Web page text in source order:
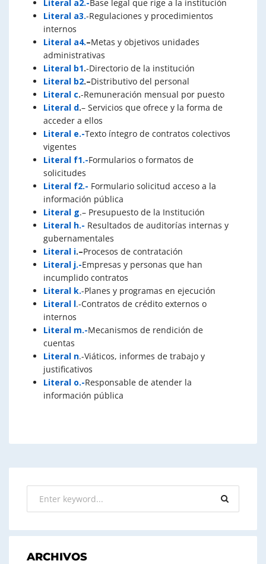
Literal a2.-Base legal que rige a la institución
Literal a3.-Regulaciones y procedimientos
internos
Literal a4.–Metas y objetivos unidades
administrativas
Literal b1.-Directorio de la institución
Literal b2.–Distributivo del personal
Literal c.-Remuneración mensual por puesto
Literal d.– Servicios que ofrece y la forma de
acceder a ellos
Literal e.-Texto íntegro de contratos colectivos
vigentes
Literal f1.-Formularios o formatos de
solicitudes
Literal f2.- Formulario solicitud acceso a la
información pública
Literal g.– Presupuesto de la Institución
Literal h.- Resultados de auditorías internas y
gubernamentales
Literal i.–Procesos de contratación
Literal j.-Empresas y personas que han
incumplido contratos
Literal k.-Planes y programas en ejecución
Literal l.-Contratos de crédito externos o
internos
Literal m.-Mecanismos de rendición de
cuentas
Literal n.-Viáticos, informes de trabajo y
justificativos
Literal o.-Responsable de atender la
información pública
ARCHIVOS